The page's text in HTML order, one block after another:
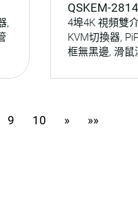
,
QSKEM-2814
4埠4K 視頻雙
KVM切換器,
框無黑邊, 滑鼠
RS232操控
9 10 » »»